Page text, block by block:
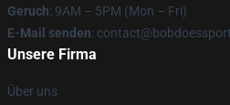
Geruch: 9AM – 5PM (Mon – Fri)
E-Mail senden:
Unsere Firma
Über uns